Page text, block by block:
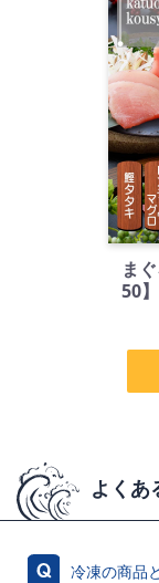
ま
50
よくあ
冷凍の商品